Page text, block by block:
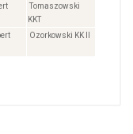
Tomaszowski
KKT
Ozorkowski KK II